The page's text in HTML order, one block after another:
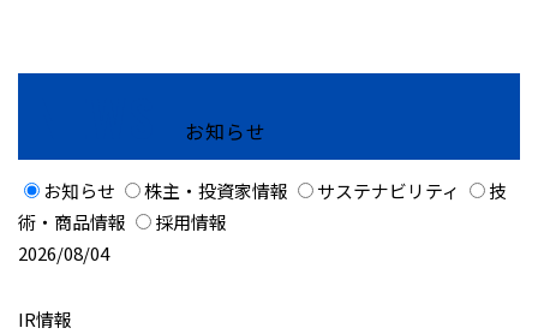
お知らせ
お知らせ 株主・投資家情報 サステナビリティ
技
術・商品情報
採用情報
2026/08/04
IR情報